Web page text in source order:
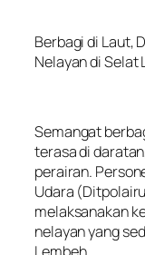
Berbagi di Laut,
Nelayan di Selat
Semangat
terasa di
perairan.
Udara
melaksanakan
nelayan yang